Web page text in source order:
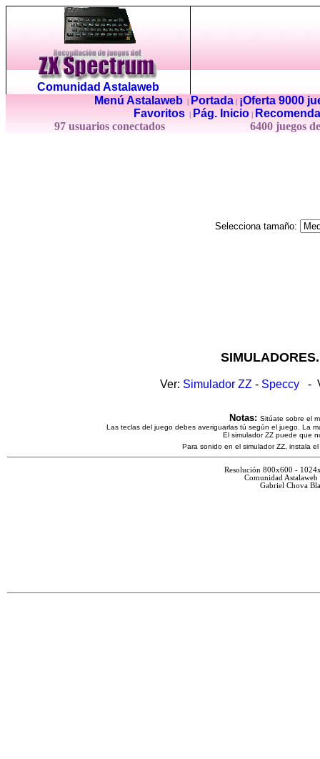
Comunidad Astalaweb
Menú Astalaweb| Portada|
¡Oferta 9000
Favoritos
Pág. Inicio
97 usuarios conectados
6400 juegos
Selecciona tamaño:
Ver: Simulador ZZ - Speccy -
Notas: Sitúate sobre el
Las teclas del juego debes averiguarlas tú según el juego. La
El simulador ZZ puede que
Para sonido en el simulador ZZ, instala
Resolución 800x600 -
Comunidad
Gabriel Chova